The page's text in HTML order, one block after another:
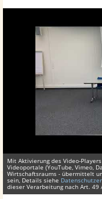
Mit Aktivierung des Video-
Videoportale (YouTube, Vimeo,
Wirtschaftsraums - übermittelt
sein, Details siehe
dieser Verarbeitung nach Art. 49